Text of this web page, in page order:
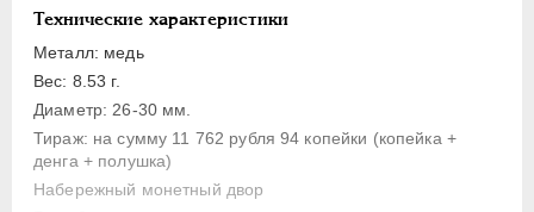
Технические характеристики
Металл: медь
Вес: 8.53 г.
Диаметр: 26-30 мм.
Тираж: на сумму 11 762 рубля 94 копейки (копейка +
денга + полушка)
Набережный монетный двор
АННА ИОАННОВНА 1730-1740
ИОАНН АНТОНОВИЧ
ЕЛИЗАВЕТА
ПЕТР III 1762-1762
ЕКАТЕРИНА II 1762-1796
ПАВЕЛ I
1796-1801